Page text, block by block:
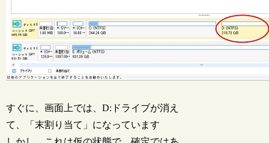
すぐに、画面上では、D:ドライブが消え
て、「末割り当て」になっています